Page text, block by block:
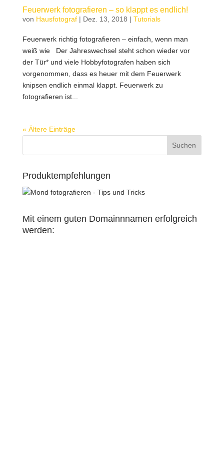
Feuerwerk fotografieren – so klappt es endlich!
von Hausfotograf| Dez. 13, 2018 | Tutorials
Feuerwerk richtig fotografieren – einfach, wenn man
weiß wie Der Jahreswechsel steht schon wieder vor
der Tür* und viele Hobbyfotografen haben sich
vorgenommen, dass es heuer mit dem Feuerwerk
knipsen endlich einmal klappt. Feuerwerk zu
fotografieren ist...
« Ältere Einträge
Produktempfehlungen
Mit einem guten Domainnnamen erfolgreich
werden: